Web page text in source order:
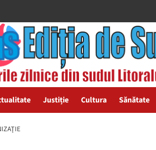
Justiție Cultura Sănătate